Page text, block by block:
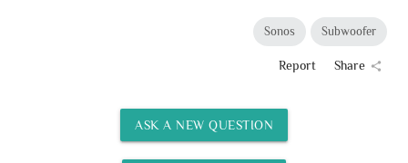
Sonos Subwoofer
Report Share share
ASK A NEW QUESTION